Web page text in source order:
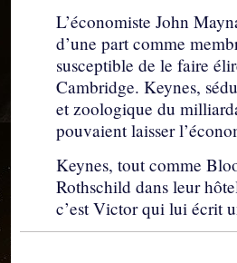
L’économiste John
d’une part comme
susceptible de le faire
Cambridge. Keynes,
et zoologique du
pouvaient laisser
Keynes, tout comme
Rothschild dans leur
c’est Victor qui lui écrit